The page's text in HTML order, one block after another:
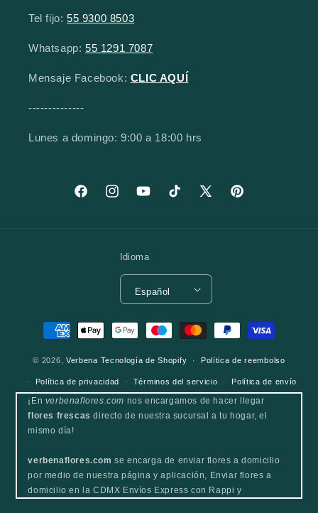
Tel fijo: 55 9300 8503
Whatsapp: 55 1291 7087
Mensaje Facebook: CLIC AQUÍ
--------------
Lunes a domingo: 9:00 a 18:00 hrs
FacebookInstagramYouTubeTikTok X (Twitter)Pinterest
Idioma
Español
Formas de pago
© 2026, Verbena Tecnología de Shopify Política de reembolso
Política de privacidad Términos del servicio Política de envío
¡En verbenaflores.com nos encargamos de hacer llegar
flores frescas directo de nuestra sucursal a tu hogar, el
mismo día!
verbenaflores.com se encarga de enviar flores a domicilio
por medio de nuestra página y aplicación, Enviar flores a
domicilio en la CDMX Envíos Express con Rappi y